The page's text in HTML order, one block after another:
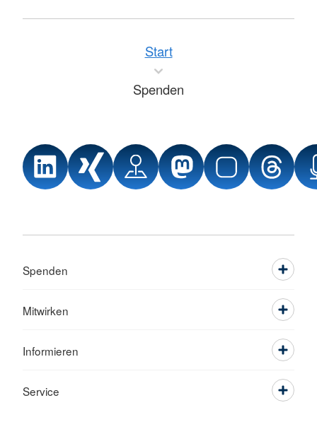
Start
Spenden
Spenden
Mitwirken
Informieren
Service